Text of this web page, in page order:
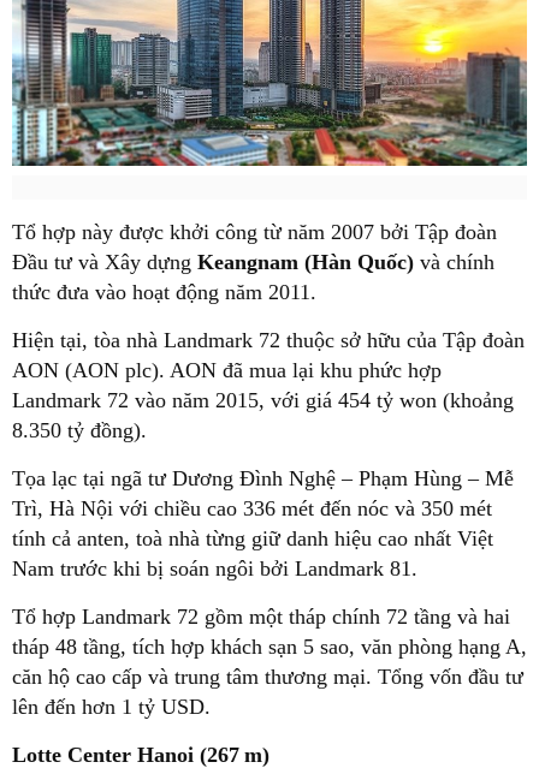
Tổ hợp này được khởi công từ năm 2007 bởi Tập đoàn
Đầu tư và Xây dựng Keangnam (Hàn Quốc) và chính
thức đưa vào hoạt động năm 2011.
Hiện tại, tòa nhà Landmark 72 thuộc sở hữu của Tập đoàn
AON (AON plc). AON đã mua lại khu phức hợp
Landmark 72 vào năm 2015, với giá 454 tỷ won (khoảng
8.350 tỷ đồng).
Tọa lạc tại ngã tư Dương Đình Nghệ – Phạm Hùng – Mễ
Trì , Hà Nội với chiều cao 336 mét đến nóc và 350 mét
tính cả anten, toà nhà từng giữ danh hiệu cao nhất Việt
Nam trước khi bị soán ngôi bởi Landmark 81.
Tổ hợp Landmark 72 gồm một tháp chính 72 tầng và hai
tháp 48 tầng, tích hợp khách sạn 5 sao, văn phòng hạng A,
căn hộ cao cấp và trung tâm thương mại. Tổng vốn đầu tư
lên đến hơn 1 tỷ USD.
Lotte Center Hanoi (267 m)